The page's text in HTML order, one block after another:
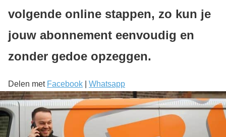
volgende online stappen, zo kun je
jouw abonnement eenvoudig en
zonder gedoe opzeggen.
Delen met Facebook Whatsapp